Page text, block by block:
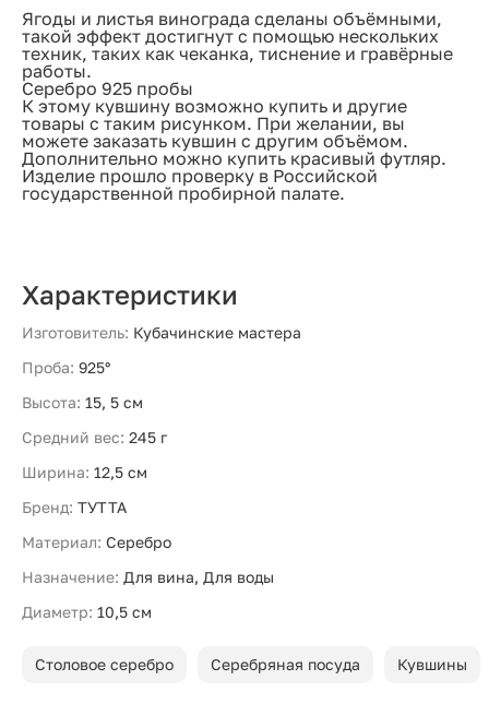
Ягоды и листья винограда сделаны объёмными,
такой эффект достигнут с помощью нескольких
техник, таких как чеканка, тиснение и гравёрные
работы.
Серебро 925 пробы
К этому кувшину возможно купить и другие
товары с таким рисунком. При желании, вы
можете заказать кувшин с другим объёмом.
Дополнительно можно купить красивый футляр.
Изделие прошло проверку в Российской
государственной пробирной палате.
Характеристики
Изготовитель: Кубачинские мастера
Проба: 925°
Высота: 15, 5 см
Средний вес: 245 г
Ширина: 12,5 см
Бренд: ТУТТА
Материал: Серебро
Назначение: Для вина, Для воды
Диаметр: 10,5 см
Столовое серебро Серебряная посуда Кувшины